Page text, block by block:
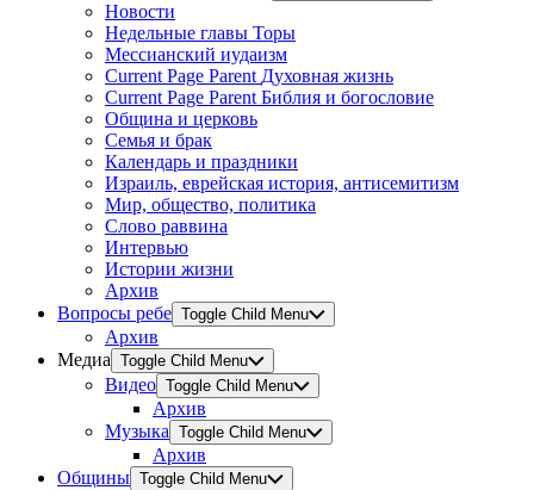
Новости
Недельные главы Торы
Мессианский иудаизм
Current Page Parent Духовная жизнь
Current Page Parent Библия и богословие
Община и церковь
Семья и брак
Календарь и праздники
Израиль, еврейская история, антисемитизм
Мир, общество, политика
Слово раввина
Интервью
Истории жизни
Архив
Вопросы ребе Toggle Child Menu
Архив
Медиа Toggle Child Menu
Видео Toggle Child Menu
Архив
Музыка Toggle Child Menu
Архив
Общины Toggle Child Menu